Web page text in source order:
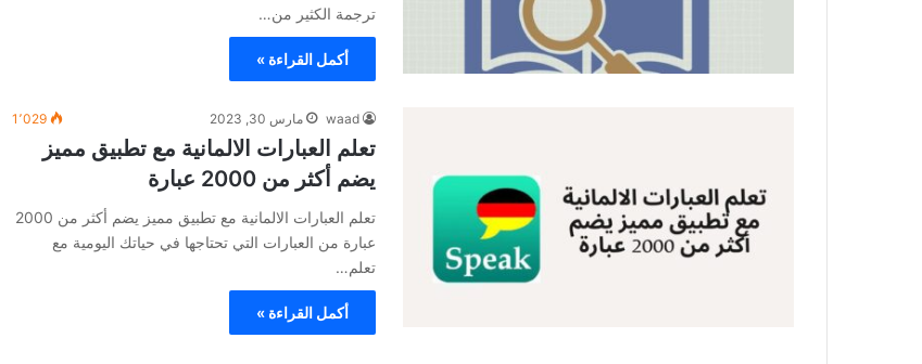
ترجمة الكثير من…
أكمل القراءة »
waad مارس 30, 2023 1٬029
تعلم العبارات الالمانية مع تطبيق مميز
يضم أكثر من 2000 عبارة
تعلم العبارات الالمانية مع تطبيق مميز يضم أكثر من 2000
عبارة من العبارات التي تحتاجها في حياتك اليومية مع
تعلم…
أكمل القراءة »